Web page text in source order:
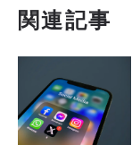
関連記事